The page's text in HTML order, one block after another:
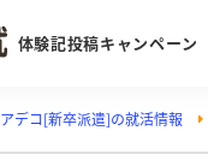
体験記投稿キャンペーン
Post
アデコ[新卒派遣]の就活情報